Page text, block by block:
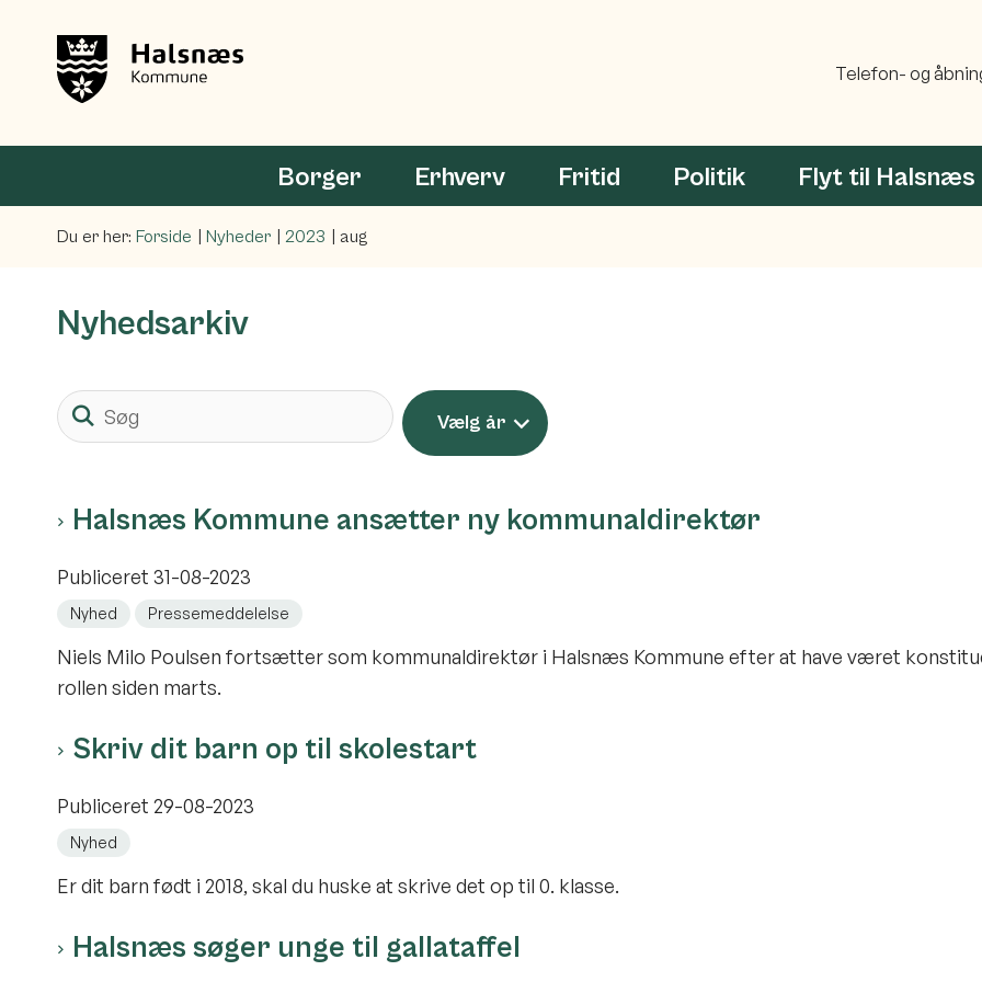
Telefon- og
Borger Erhverv Fritid Politik Flyt til Halsnæs
Du er her: Forside Nyheder 2023 aug
Nyhedsarkiv
Søg
Vælg år
Halsnæs Kommune ansætter ny kommunaldirektør
Publiceret 31-08-2023
Nyhed Pressemeddelelse
Niels Milo Poulsen fortsætter som kommunaldirektør i Halsnæs Kommune efter at have været
rollen siden marts.
Skriv dit barn op til skolestart
Publiceret 29-08-2023
Nyhed
Er dit barn født i 2018, skal du huske at skrive det op til 0. klasse.
Halsnæs søger unge til gallataffel